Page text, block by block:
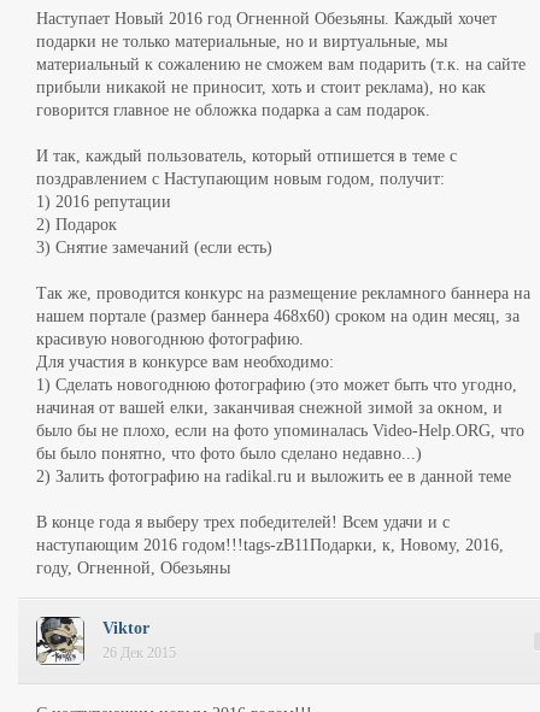
Наступает Новый 2016 год Огненной Обезьяны. Каждый хочет
подарки не только материальные, но и виртуальные, мы
материальный к сожалению не сможем вам подарить (т.к. на сайте
прибыли никакой не приносит, хоть и стоит реклама), но как
говорится главное не обложка подарка а сам подарок.
И так, каждый пользователь, который отпишется в теме с
поздравлением с Наступающим новым годом, получит:
1) 2016 репутации
2) Подарок
3) Снятие замечаний (если есть)
Так же, проводится конкурс на размещение рекламного баннера на
нашем портале (размер баннера 468x60) сроком на один месяц, за
красивую новогоднюю фотографию.
Для участия в конкурсе вам необходимо:
1) Сделать новогоднюю фотографию (это может быть что угодно,
начиная от вашей елки, заканчивая снежной зимой за окном, и
было бы не плохо, если на фото упоминалась Video-Help.ORG, что
бы было понятно, что фото было сделано недавно...)
2) Залить фотографию на radikal.ru и выложить ее в данной теме
В конце года я выберу трех победителей! Всем удачи и с
наступающим 2016 годом!!!tags-zB11Подарки, к, Новому, 2016,
году, Огненной, Обезьяны
Viktor
26 Дек 2015